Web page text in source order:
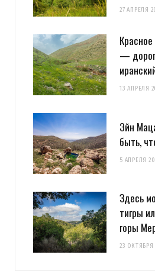
27 АПРЕЛЯ
—
13 АПРЕЛЯ
Эйн
быть,
5 АПРЕЛЯ
Здесь
тигры
горы
23 ОКТЯБРЯ